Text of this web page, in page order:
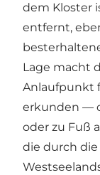
dem Kloster
entfernt,
Lage macht
Anlaufpunkt
erkunden —
oder zu Fuß
die durch